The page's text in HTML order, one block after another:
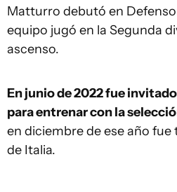
Matturro debutó en
equipo jugó en la Segunda
ascenso.
En junio de 2022 fue
para entrenar con la
en diciembre de ese año
de Italia.